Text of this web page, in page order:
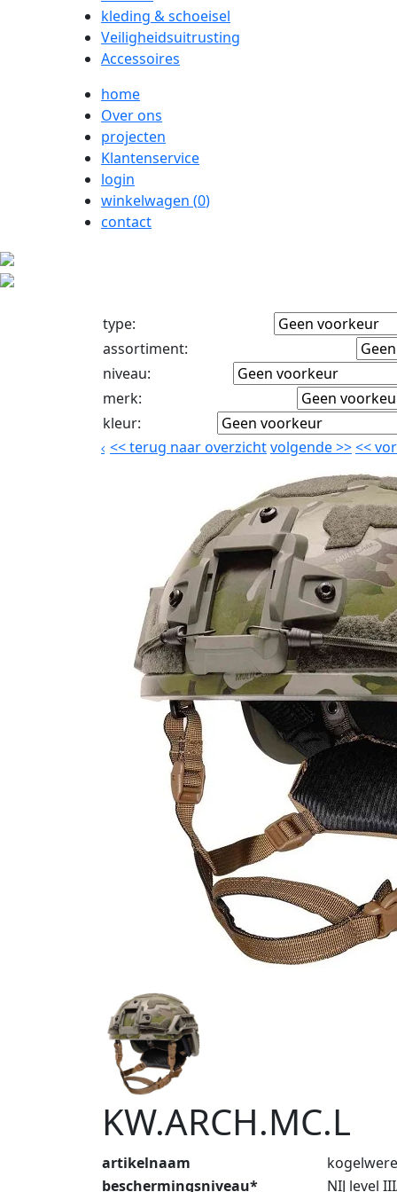
kleding & schoeisel
Veiligheidsuitrusting
Accessoires
home
Over ons
projecten
Klantenservice
login
winkelwagen (0)
contact
type:
assortiment:
niveau:
merk:
kleur:
<<terug naar overzichtvolgende>><<
KW.ARCH.MC.L
artikelnaam
beschermingsniveau*
NIJ level